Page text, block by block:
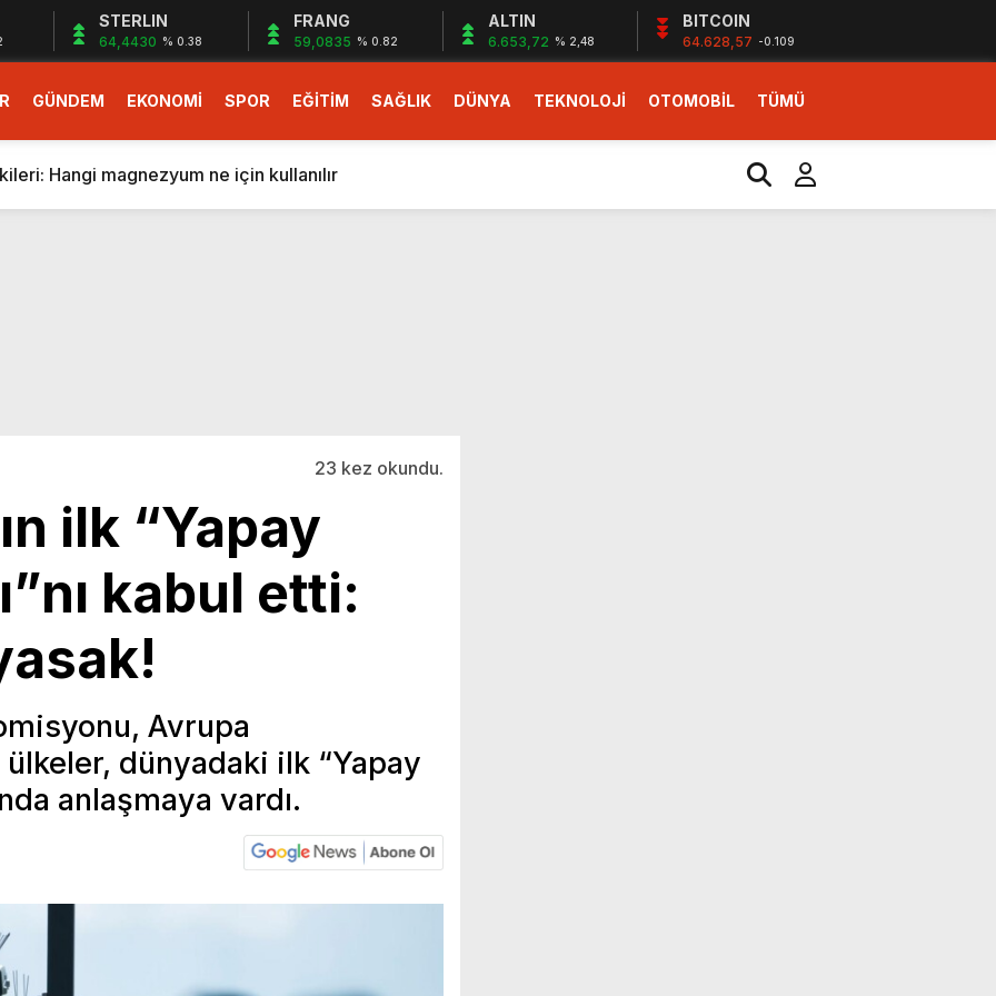
STERLIN
64,4430 % 0.38
FRANG
59,0835 % 0.82
ALTIN
6.653,72 % 2,48
BITCOIN
64.628,57 -0.109
GÜNDEM EKONOMİ SPOR EĞİTİM SAĞLIK DÜNYA TEKNOLOJİ OTOMOBİL TÜMÜ
dev teklif
gelecek yeni özellikler belli oldu
Hangi magnezyum ne için kullanılır
başlıyor
dev teklif
23 kez okundu.
ilk “Yapay
kabul etti:
Avrupa
dünyadaki ilk “Yapay
anlaşmaya vardı.